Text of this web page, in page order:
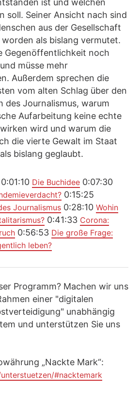
ist und welchen
soll. Seiner Ansicht nach sind
aus der Gesellschaft
worden als bislang vermutet.
Gegenöffentlichkeit noch
müsse mehr
Außerdem sprechen die
vom alten Schlag über den
des Journalismus, warum
Aufarbeitung keine echte
wird und warum die
die vierte Gewalt im Staat
bislang geglaubt.
0:01:10 Die Buchidee 0:07:30
0:15:25
Journalismus 0:28:10 Wohin
0:41:33 Corona:
0:56:53 Die große Frage:
leben?
Programm? Machen wir uns
einer "digitalen
unabhängig
und unterstützen Sie uns
„Nackte Mark“:
#nacktemark